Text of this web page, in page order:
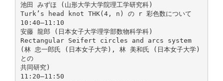
池田 みずほ (山形大学大学院理工学研究科)
Turk’s head knot THK(4, n) の r 彩色数について
10:40–11:10
安藤 龍郎 (日本女子大学理学部数物科学科)
Rectangular Seifert circles and arcs system
(林 忠一郎氏 (日本女子大学), 林 美和氏 (日本女子大学)
との
共同研究)
11:20–11:50